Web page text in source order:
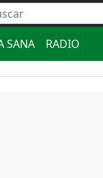
SANA RADIO